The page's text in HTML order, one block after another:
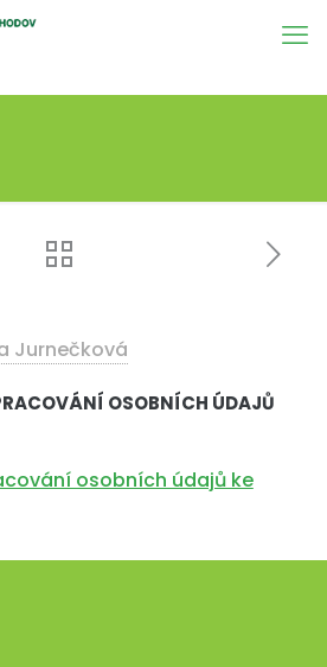
Jurnečková
OSOBNÍCH ÚDAJŮ
osobních údajů ke